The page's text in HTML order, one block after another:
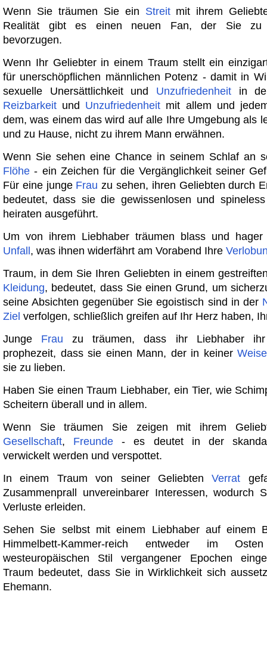
Wenn Sie träumen Sie ein Streitmit ihrem
Realität gibt es einen neuen Fan, der Sie zu
bevorzugen.
Wenn Ihr Geliebter in einem Traum stellt ein
für unerschöpflichen männlichen Potenz - damit in
sexuelle Unersättlichkeit und Unzufriedenheit in
Reizbarkeit und Unzufriedenheit mit allem und
dem, was einem das wird auf alle Ihre Umgebung als
und zu Hause, nicht zu ihrem Mann erwähnen.
Wenn Sie sehen eine Chance in seinem Schlaf an
Flöhe - ein Zeichen für die Vergänglichkeit seiner
Für eine junge Frau zu sehen, ihren Geliebten durch
bedeutet, dass sie die gewissenlosen und
heiraten ausgeführt.
Um von ihrem Liebhaber träumen blass und hager
Unfall , was ihnen widerfährt am Vorabend Ihre
Traum, in dem Sie Ihren Geliebten in einem
Kleidung, bedeutet, dass Sie einen Grund, um
seine Absichten gegenüber Sie egoistisch sind in der
Ziel verfolgen, schließlich greifen auf Ihr Herz haben,
Junge Frau zu träumen, dass ihr Liebhaber
prophezeit, dass sie einen Mann, der in keiner Weise
sie zu lieben.
Haben Sie einen Traum Liebhaber, ein Tier, wie
Scheitern überall und in allem.
Wenn Sie träumen Sie zeigen mit ihrem
Gesellschaft, Freunde - es deutet in der
verwickelt werden und verspottet.
In einem Traum von seiner GeliebtenVerrat
Zusammenprall unvereinbarer Interessen, wodurch
Verluste erleiden.
Sehen Sie selbst mit einem Liebhaber auf einem
Himmelbett-Kammer-reich entweder im
westeuropäischen Stil vergangener Epochen
Traum bedeutet, dass Sie in Wirklichkeit sich
Ehemann.